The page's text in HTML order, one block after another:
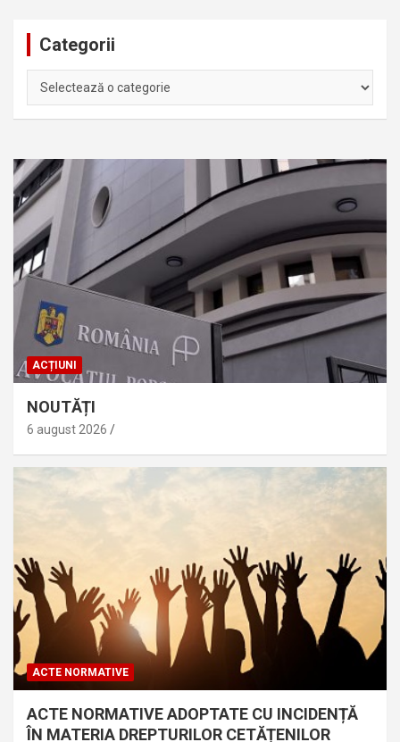
Categorii
ACȚIUNI
NOUTĂȚI
6 august 2026
ACTE NORMATIVE
ACTE NORMATIVE ADOPTATE CU INCIDENȚĂ
ÎN MATERIA DREPTURILOR CETĂȚENILOR